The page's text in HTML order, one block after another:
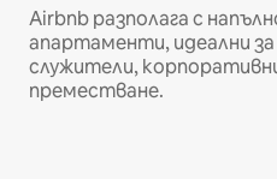
Airbnb разполага с
апартаменти, идеални
служители,
преместване.